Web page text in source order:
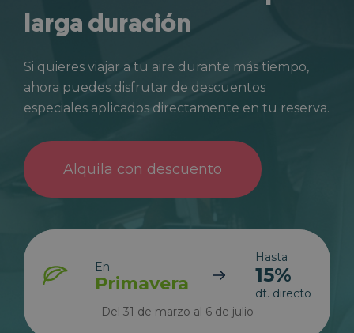
larga duración
Si quieres viajar a tu aire durante más tiempo,
ahora puedes disfrutar de descuentos
especiales aplicados directamente en tu reserva.
Alquila con descuento
En
Primavera
Hasta
15%
dt. directo
Del 31 de marzo al 6 de julio